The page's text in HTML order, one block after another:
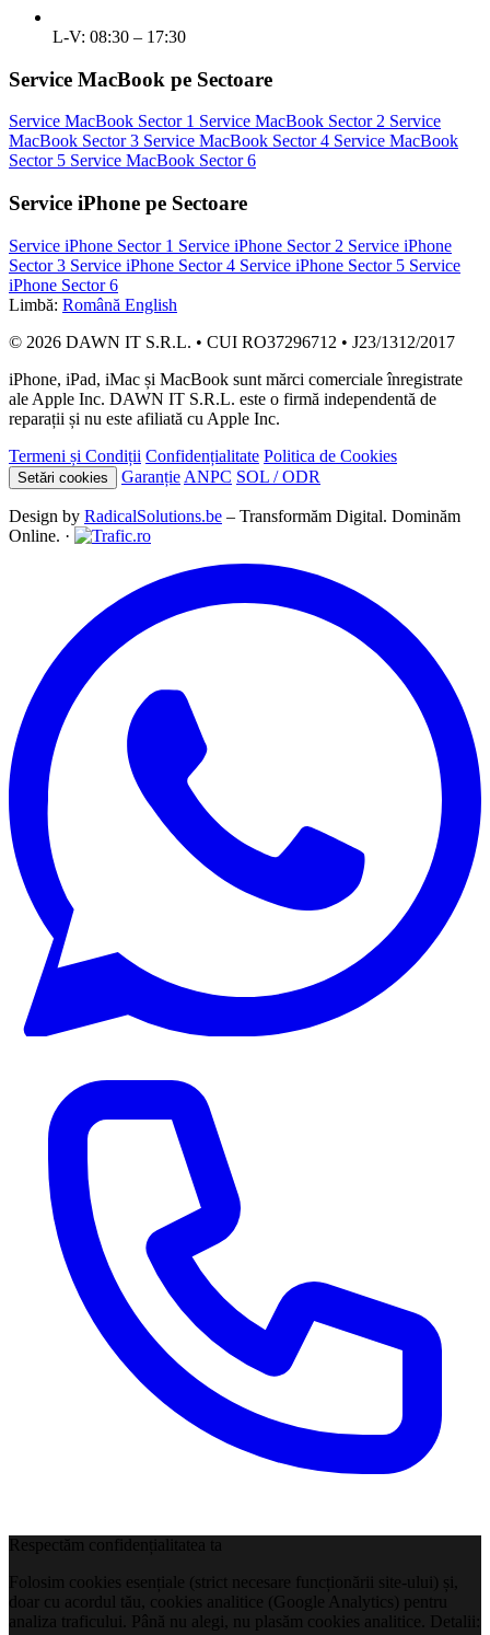
L-V: 08:30 – 17:30
Service MacBook pe Sectoare
Service MacBook Sector 1 Service MacBook Sector 2 Service
MacBook Sector 3 Service MacBook Sector 4 Service MacBook
Sector 5 Service MacBook Sector 6
Service iPhone pe Sectoare
Service iPhone Sector 1 Service iPhone Sector 2 Service iPhone
Sector 3 Service iPhone Sector 4 Service iPhone Sector 5 Service
iPhone Sector 6
Limbă: Română English
© 2026 DAWN IT S.R.L. • CUI RO37296712 • J23/1312/2017
iPhone, iPad, iMac și MacBook sunt mărci comerciale înregistrate
ale Apple Inc. DAWN IT S.R.L. este o firmă independentă de
reparații și nu este afiliată cu Apple Inc.
Termeni și Condiții Confidențialitate Politica de Cookies
Setări cookies Garanție ANPC SOL / ODR
Design by RadicalSolutions.be – Transformăm Digital. Dominăm
Online. ·
Respectăm confidențialitatea ta
Folosim cookies esențiale (strict necesare funcționării site-ului) și,
doar cu acordul tău, cookies analitice (Google Analytics) pentru
analiza traficului. Până nu alegi, nu plasăm cookies analitice. Detalii: